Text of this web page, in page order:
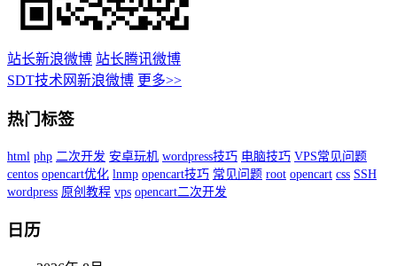
站长新浪微博 站长腾讯微博
SDT技术网新浪微博 更多>>
热门标签
html php 二次开发 安卓玩机 wordpress技巧 电脑技巧 VPS常见问题
centos opencart优化 lnmp opencart技巧 常见问题 root opencart css SSH
wordpress 原创教程 vps opencart二次开发
日历